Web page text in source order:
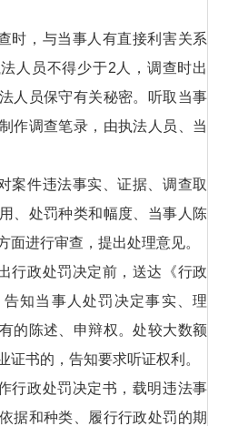
时，与当事人有直接利害关系
人员不得少于2人，调查时出
人员保守有关秘密。听取当事
作调查笔录，由执法人员、当
案件违法事实、证据、调查取
、处罚种类和幅度、当事人陈
面进行审查，提出处理意见。
行政处罚决定前，送达《行政
知当事人处罚决定事实、理
的陈述、申辩权。处较大数额
证书的，告知要求听证权利。
行政处罚决定书，载明违法事
据和种类、履行行政处罚的期